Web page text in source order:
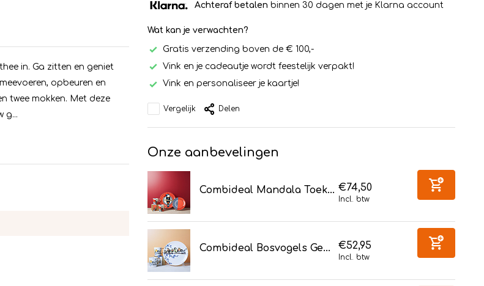
in. Ga zitten en geniet
opbeuren en
twee mokken. Met deze
g...
Achteraf betalen binnen 30 dagen met je Klarna account
Wat kan je verwachten?
Gratis verzending boven de € 100,-
Vink en je cadeautje wordt feestelijk verpakt!
Vink en personaliseer je kaartje!
Vergelijk Delen
Onze aanbevelingen
Combideal Mandala Toek... €74,50
Incl. btw
Combideal Bosvogels Ge... €52,95
Incl. btw